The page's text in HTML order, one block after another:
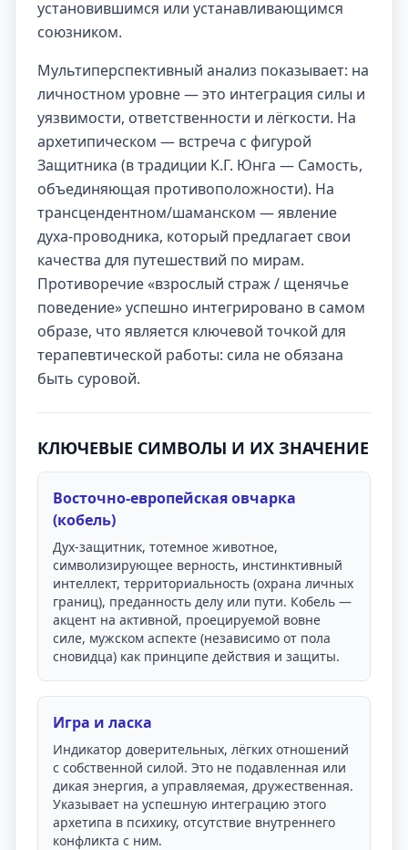
установившимся или устанавливающимся
союзником.
Мультиперспективный анализ показывает: на
личностном уровне — это интеграция силы и
уязвимости, ответственности и лёгкости. На
архетипическом — встреча с фигурой
Защитника (в традиции К.Г. Юнга — Самость,
объединяющая противоположности). На
трансцендентном/шаманском — явление
духа-проводника, который предлагает свои
качества для путешествий по мирам.
Противоречие «взрослый страж / щенячье
поведение» успешно интегрировано в самом
образе, что является ключевой точкой для
терапевтической работы: сила не обязана
быть суровой.
КЛЮЧЕВЫЕ СИМВОЛЫ И ИХ ЗНАЧЕНИЕ
Восточно-европейская овчарка
(кобель)
Дух-защитник, тотемное животное,
символизирующее верность, инстинктивный
интеллект, территориальность (охрана личных
границ), преданность делу или пути. Кобель —
акцент на активной, проецируемой вовне
силе, мужском аспекте (независимо от пола
сновидца) как принципе действия и защиты.
Игра и ласка
Индикатор доверительных, лёгких отношений
с собственной силой. Это не подавленная или
дикая энергия, а управляемая, дружественная.
Указывает на успешную интеграцию этого
архетипа в психику, отсутствие внутреннего
конфликта с ним.